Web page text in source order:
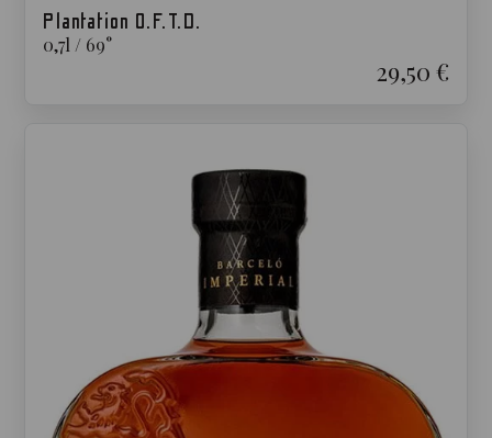
Plantation O.F.T.D.
0,7l / 69°
29,50 €